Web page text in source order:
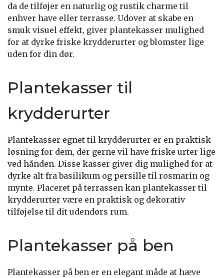
da de tilføjer en naturlig og rustik charme til
enhver have eller terrasse. Udover at skabe en
smuk visuel effekt, giver plantekasser mulighed
for at dyrke friske krydderurter og blomster lige
uden for din dør.
Plantekasser til
krydderurter
Plantekasser egnet til krydderurter er en praktisk
løsning for dem, der gerne vil have friske urter lige
ved hånden. Disse kasser giver dig mulighed for at
dyrke alt fra basilikum og persille til rosmarin og
mynte. Placeret på terrassen kan plantekasser til
krydderurter være en praktisk og dekorativ
tilføjelse til dit udendørs rum.
Plantekasser på ben
Plantekasser på ben er en elegant måde at hæve